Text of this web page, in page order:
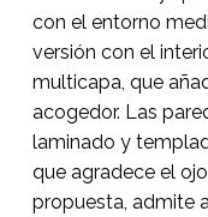
con el entorno
versión con el
multicapa, que
acogedor. Las
laminado y
que agradece el
propuesta, admite